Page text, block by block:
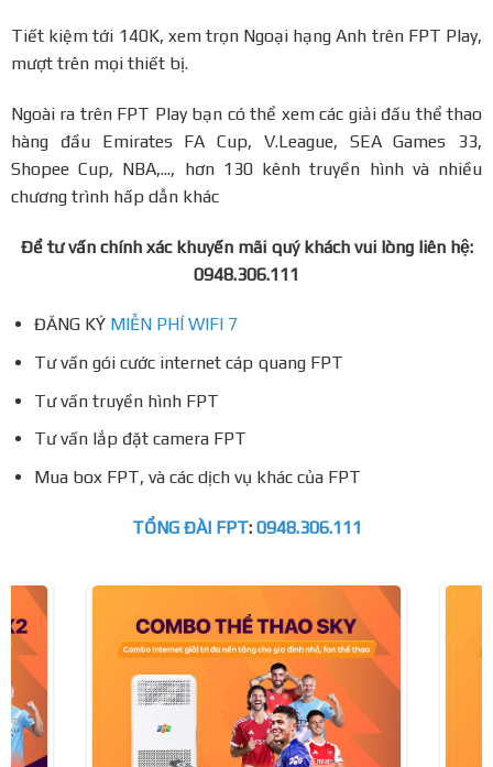
Tiết kiệm tới 140K, xem trọn Ngoại hạng Anh trên FPT Play,
mượt trên mọi thiết bị.
Ngoài ra trên FPT Play bạn có thể xem các giải đấu thể thao
hàng đầu Emirates FA Cup, V.League, SEA Games 33,
Shopee Cup, NBA,..., hơn 130 kênh truyền hình và nhiều
chương trình hấp dẫn khác
Để tư vấn chính xác khuyến mãi quý khách vui lòng liên hệ:
0948.306.111
ĐĂNG KÝ MIỄN PHÍ WIFI 7
Tư vấn gói cước internet cáp quang FPT
Tư vấn truyền hình FPT
Tư vấn lắp đặt camera FPT
Mua box FPT, và các dịch vụ khác của FPT
TỔNG ĐÀI FPT: 0948.306.111